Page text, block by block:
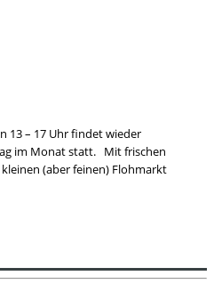
13 – 17 Uhr findet wieder
im Monat statt. Mit frischen
(aber feinen) Flohmarkt